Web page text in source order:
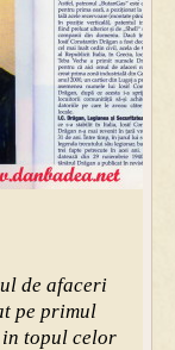
de afaceri
pe primul
topul celor